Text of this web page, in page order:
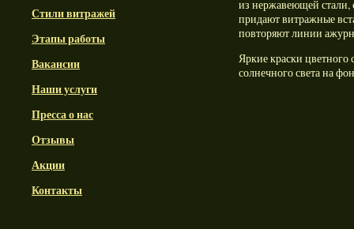
Стили витражей
Этапы работы
Вакансии
Наши услуги
Пресса о нас
Отзывы
Акции
Контакты
из нержавеющей
придают витражные
повторяют линии
Яркие краски цветного
солнечного света на